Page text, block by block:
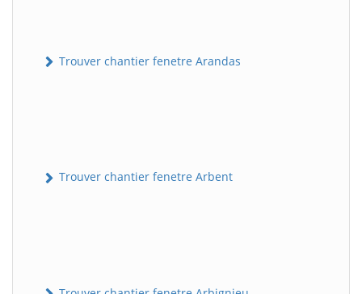
Trouver chantier fenetre Arandas
Trouver chantier fenetre Arbent